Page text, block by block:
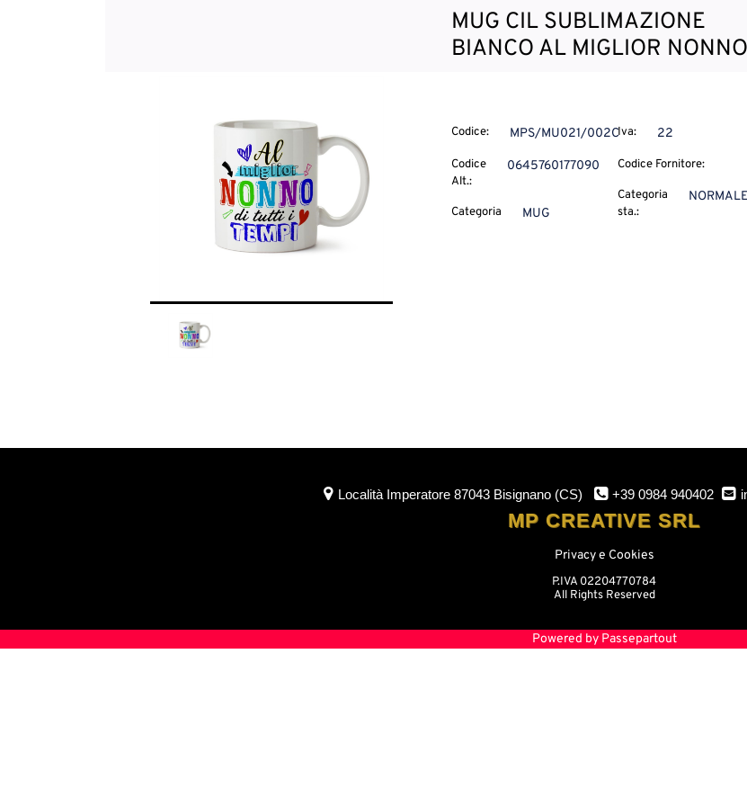
MUG CIL SUBLIMAZIONE
BIANCO AL MIGLIOR NONNO
Codice: MPS/MU021/002C
Codice
Alt.:
0645760177090
Categoria MUG
Iva: 22
Codice Fornitore:
Categoria
sta.:
NORMALE
Località Imperatore87043 Bisignano (CS) +39 0984 940402
MP CREATIVE SRL
Privacy e Cookies
P.IVA 02204770784
All Rights Reserved
Powered by Passepartout